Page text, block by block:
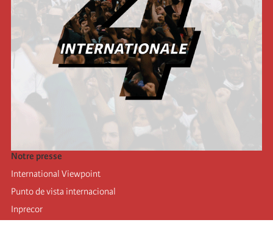
Notre presse
International Viewpoint
Punto de vista internacional
Inprecor